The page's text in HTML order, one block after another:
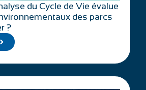
du Cycle de Vie évalue
des parcs
?